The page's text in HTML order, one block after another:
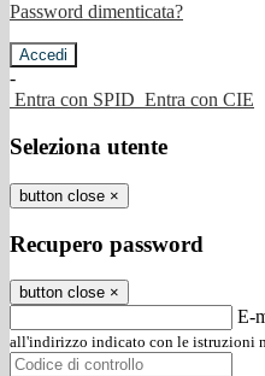
Password dimenticata?
-
Entra con SPID Entra con CIE
Seleziona utente
button close ×
Recupero password
button close ×
E-
all'indirizzo indicato con le istruzioni